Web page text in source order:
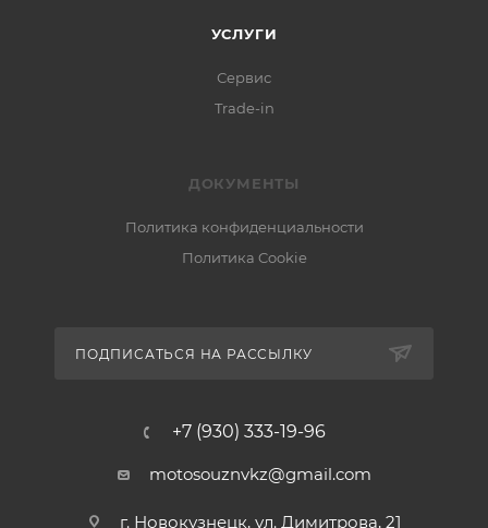
УСЛУГИ
Сервис
Trade-in
ДОКУМЕНТЫ
Политика конфиденциальности
Политика Cookie
ПОДПИСАТЬСЯ НА РАССЫЛКУ
+7 (930) 333-19-96
motosouznvkz@gmail.com
г. Новокузнецк, ул. Димитрова, 21